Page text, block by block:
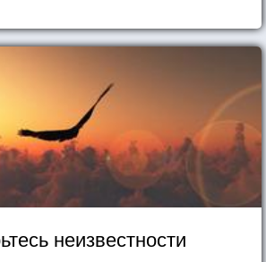
неизвестности